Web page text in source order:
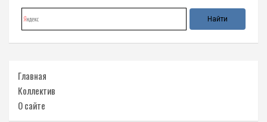
Главная
Коллектив
О сайте